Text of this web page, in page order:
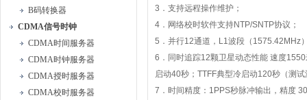
B码转换器
CDMA信号时钟
CDMA时间服务器
CDMA时钟服务器
CDMA授时服务器
CDMA校时服务器
3 ．支持远程操作维护；
4 ．网络校时软件支持NTP/SNTP协议；
5 ．并行12通道， L1波段（ 1575.42MHz
6 ．同时追踪12颗卫星动态性能 速度1550
启动40秒； TTFF典型冷启动120秒（测试
7 ．时间精度： 1PPS秒脉冲输出，精度